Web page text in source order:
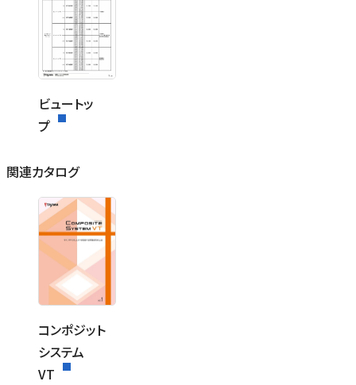
ビュートッ
プ
関連カタログ
コンポジット
システム
VT